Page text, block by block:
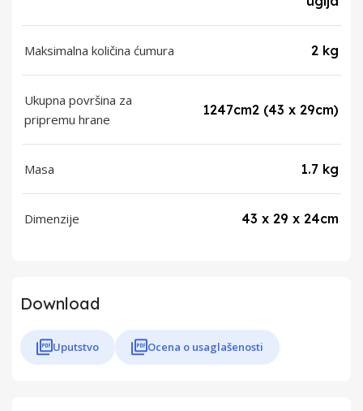
Maksimalna količina ćumura 2 kg
Ukupna površina za
pripremu hrane
1247cm2 (43 x 29cm)
Masa 1.7 kg
Dimenzije 43 x 29 x 24cm
Download
Uputstvo Ocena o usaglašenosti